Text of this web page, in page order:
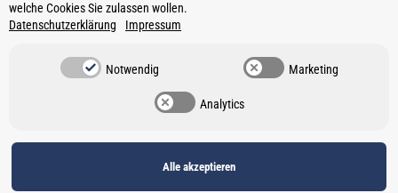
Ein Partner von
Vertrag widerrufen
Datenschutz•Impressum
welche Cookies Sie zulassen wollen.
Datenschutzerklärung Impressum
Notwendig Marketing
Analytics
Alle akzeptieren